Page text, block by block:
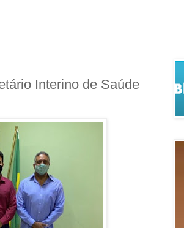
Interino de Saúde